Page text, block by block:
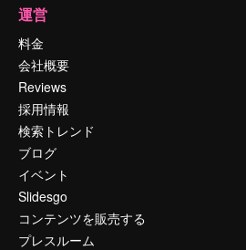
運営
料金
会社概要
Reviews
採用情報
検索トレンド
ブログ
イベント
Slidesgo
コンテンツを販売する
プレスルーム